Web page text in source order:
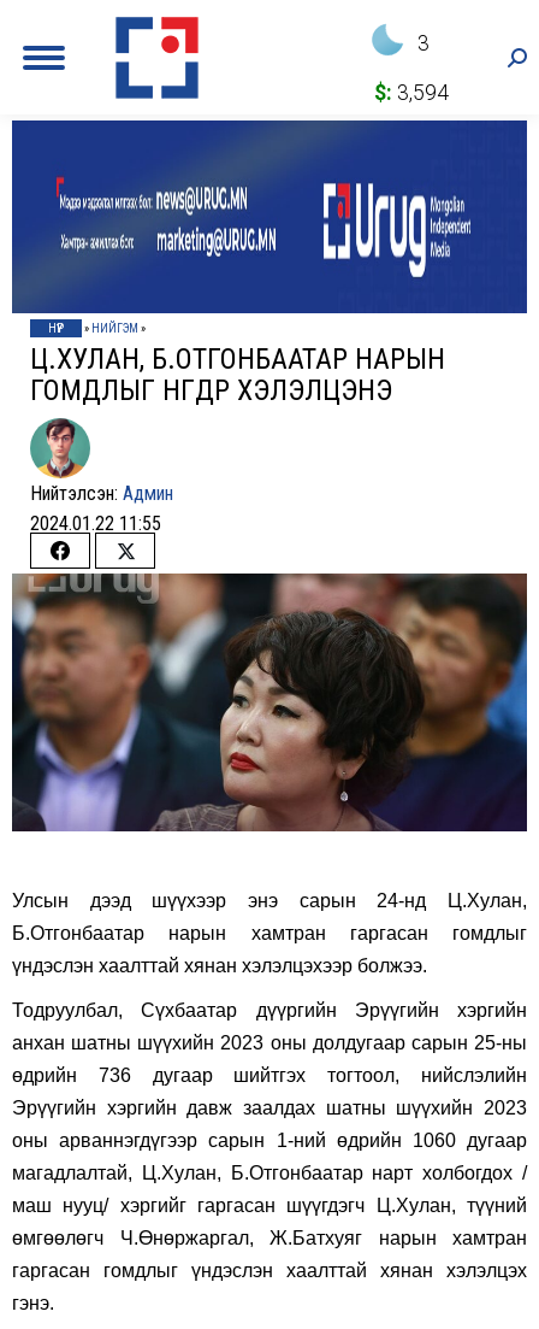
3
$: 3,594
НҮҮР » НИЙГЭМ »
Ц.ХУЛАН, Б.ОТГОНБААТАР НАРЫН
ГОМДЛЫГ НӨГӨӨДӨР ХЭЛЭЛЦЭНЭ
Нийтэлсэн: Админ
2024.01.22 11:55
Share
on
Facebook
Share
on
Twitter
Улсын дээд шүүхээр энэ сарын 24-нд Ц.Хулан,
Б.Отгонбаатар нарын хамтран гаргасан гомдлыг
үндэслэн хаалттай хянан хэлэлцэхээр болжээ.
Тодруулбал, Сүхбаатар дүүргийн Эрүүгийн хэргийн
анхан шатны шүүхийн 2023 оны долдугаар сарын 25-ны
өдрийн 736 дугаар шийтгэх тогтоол, нийслэлийн
Эрүүгийн хэргийн давж заалдах шатны шүүхийн 2023
оны арваннэгдүгээр сарын 1-ний өдрийн 1060 дугаар
магадлалтай, Ц.Хулан, Б.Отгонбаатар нарт холбогдох /
маш нууц/ хэргийг гаргасан шүүгдэгч Ц.Хулан, түүний
өмгөөлөгч Ч.Өнөржаргал, Ж.Батхуяг нарын хамтран
гаргасан гомдлыг үндэслэн хаалттай хянан хэлэлцэх
гэнэ.